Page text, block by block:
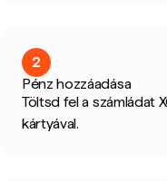
2
Pénz hozzáadása
Töltsd fel a számládat
kártyával.